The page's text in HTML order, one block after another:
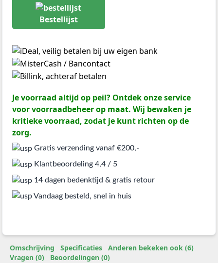
Bestellijst
Je voorraad altijd op peil? Ontdek onze service
voor voorraadbeheer op maat. Wij bewaken je
kritieke voorraad, zodat je kunt richten op de
zorg.
Gratis verzending vanaf €200,-
Klantbeoordeling 4,4 / 5
14 dagen bedenktijd & gratis retour
Vandaag besteld, snel in huis
Omschrijving Specificaties
Anderen bekeken ook (6)
Vragen (0)
Beoordelingen (0)